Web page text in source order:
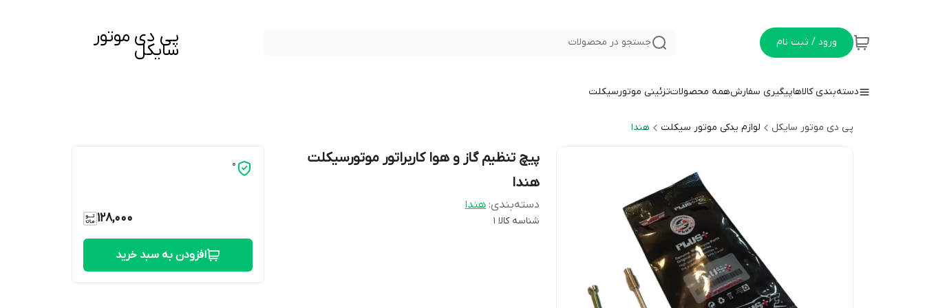
ورود / ثبت نام جستجو در محصولات پی دی موتور
سایکل
دسته‌بندی کالاهاپیگیری سفارشهمه محصولاتتزئینی موتورسیکلت
پی دی موتور سایکل لوازم یدکی موتور سیکلت هندا
پیچ تنظیم گاز و هوا کاربراتور موتورسیکلت
هندا
دسته‌بندی:هندا
شناسه کالا 1
0
128,000
افزودن به سبد خرید